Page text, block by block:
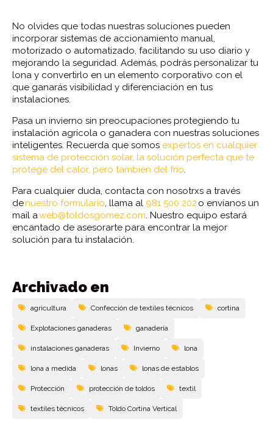
No olvides que todas nuestras soluciones pueden
incorporar sistemas de accionamiento manual,
motorizado o automatizado, facilitando su uso diario y
mejorando la seguridad. Además, podrás personalizar tu
lona y convertirlo en un elemento corporativo con el
que ganarás visibilidad y diferenciación en tus
instalaciones.
Pasa un invierno sin preocupaciones protegiendo tu
instalación agrícola o ganadera con nuestras soluciones
inteligentes. Recuerda que somos expertos en cualquier
sistema de protección solar, la solución perfecta que te
protege del calor, pero también del frío.
Para cualquier duda, contacta con nosotrxs a través
denuestro formulario, llama al 981 500 202 o envíanos un
mail aweb@toldosgomez.com. Nuestro equipo estará
encantado de asesorarte para encontrar la mejor
solución para tu instalación.
Archivado en
agricultura Confección de textiles técnicos cortina
Explotaciones ganaderas ganadería
instalaciones ganaderas Invierno lona
lona a medida lonas lonas de establos
Protección protección de toldos textil
textiles técnicos Toldo Cortina Vertical